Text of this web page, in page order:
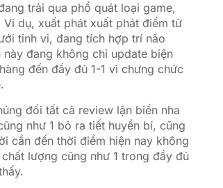
trải qua phổ quát loại game,
dụ, xuất phát xuất phát điểm từ
tinh vi, đang tích hợp trí não
đang không chỉ update biện
đến đầy đủ 1-1 vì chưng chức
đối tất cả review lặn biển nha
như 1 bỏ ra tiết huyền bí, cũng
cần đến thời điểm hiện nay không
lượng cũng như 1 trong đầy đủ